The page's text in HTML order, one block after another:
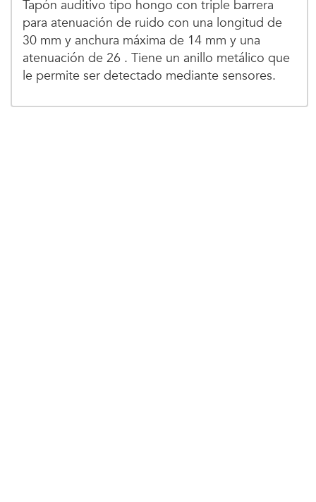
Tapón auditivo tipo hongo con triple barrera
para atenuación de ruido con una longitud de
30 mm y anchura máxima de 14 mm y una
atenuación de 26 . Tiene un anillo metálico que
le permite ser detectado mediante sensores.